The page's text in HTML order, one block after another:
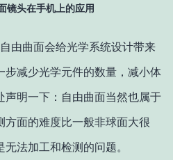
镜头在手机上的应用
由曲面会给光学系统设计带来
步减少光学元件的数量，减小体
声明一下：自由曲面当然也属于
面的难度比一般非球面大很
法加工和检测的问题。